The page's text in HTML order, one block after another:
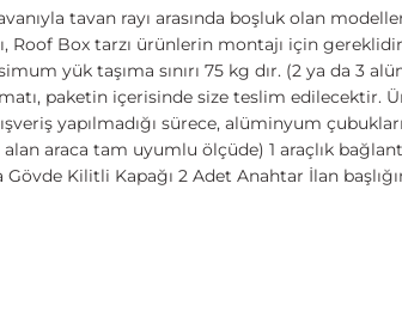
tavan rayı arasında boşluk olan
Roof Box tarzı ürünlerin montajı için
yük taşıma sınırı 75 kg dır. (2 ya da 3
paketin içerisinde size teslim edilecektir.
yapılmadığı sürece, alüminyum
araca tam uyumlu ölçüde) 1 araçlık
Kilitli Kapağı 2 Adet Anahtar İlan